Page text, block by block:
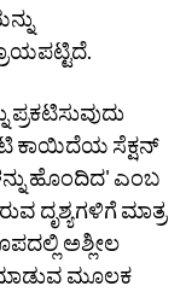
ಕಾಯಿದೆಯ ಸೆಕ್ಷನ್
ಹೊಂದಿದ' ಎಂಬ
ದೃಶ್ಯಗಳಿಗೆ ಮಾತ್ರ
ಅಶ್ಲೀಲ
ಮೂಲಕ